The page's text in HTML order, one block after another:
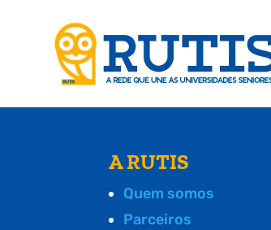
A RUTIS
Quem somos
Parceiros